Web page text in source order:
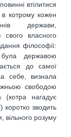
втілитися
котрому кожен
держави,
свого власного
філософії:
державою
до самої
себе, визнала
свободою
(котра нагадує
коротко зводить
вільного розуму